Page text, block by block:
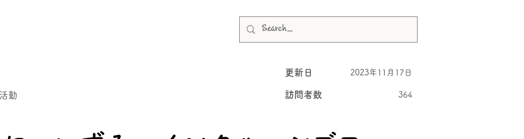
更新日 2023年11月17日
動 訪問者数 364